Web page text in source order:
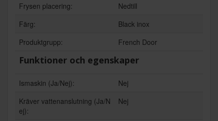
Frysen placering:
Nedtill
Färg:
Black inox
Produktgrupp:
French Door
Funktioner och egenskaper
Ismaskin (Ja/Nej):
Nej
Kräver vattenanslutning (Ja/N
ej):
Nej